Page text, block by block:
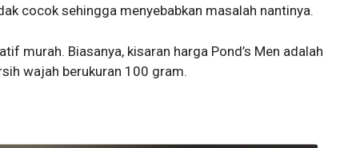
cocok sehingga menyebabkan masalah nantinya.
murah. Biasanya, kisaran harga Pond’s Men adalah
wajah berukuran 100 gram.